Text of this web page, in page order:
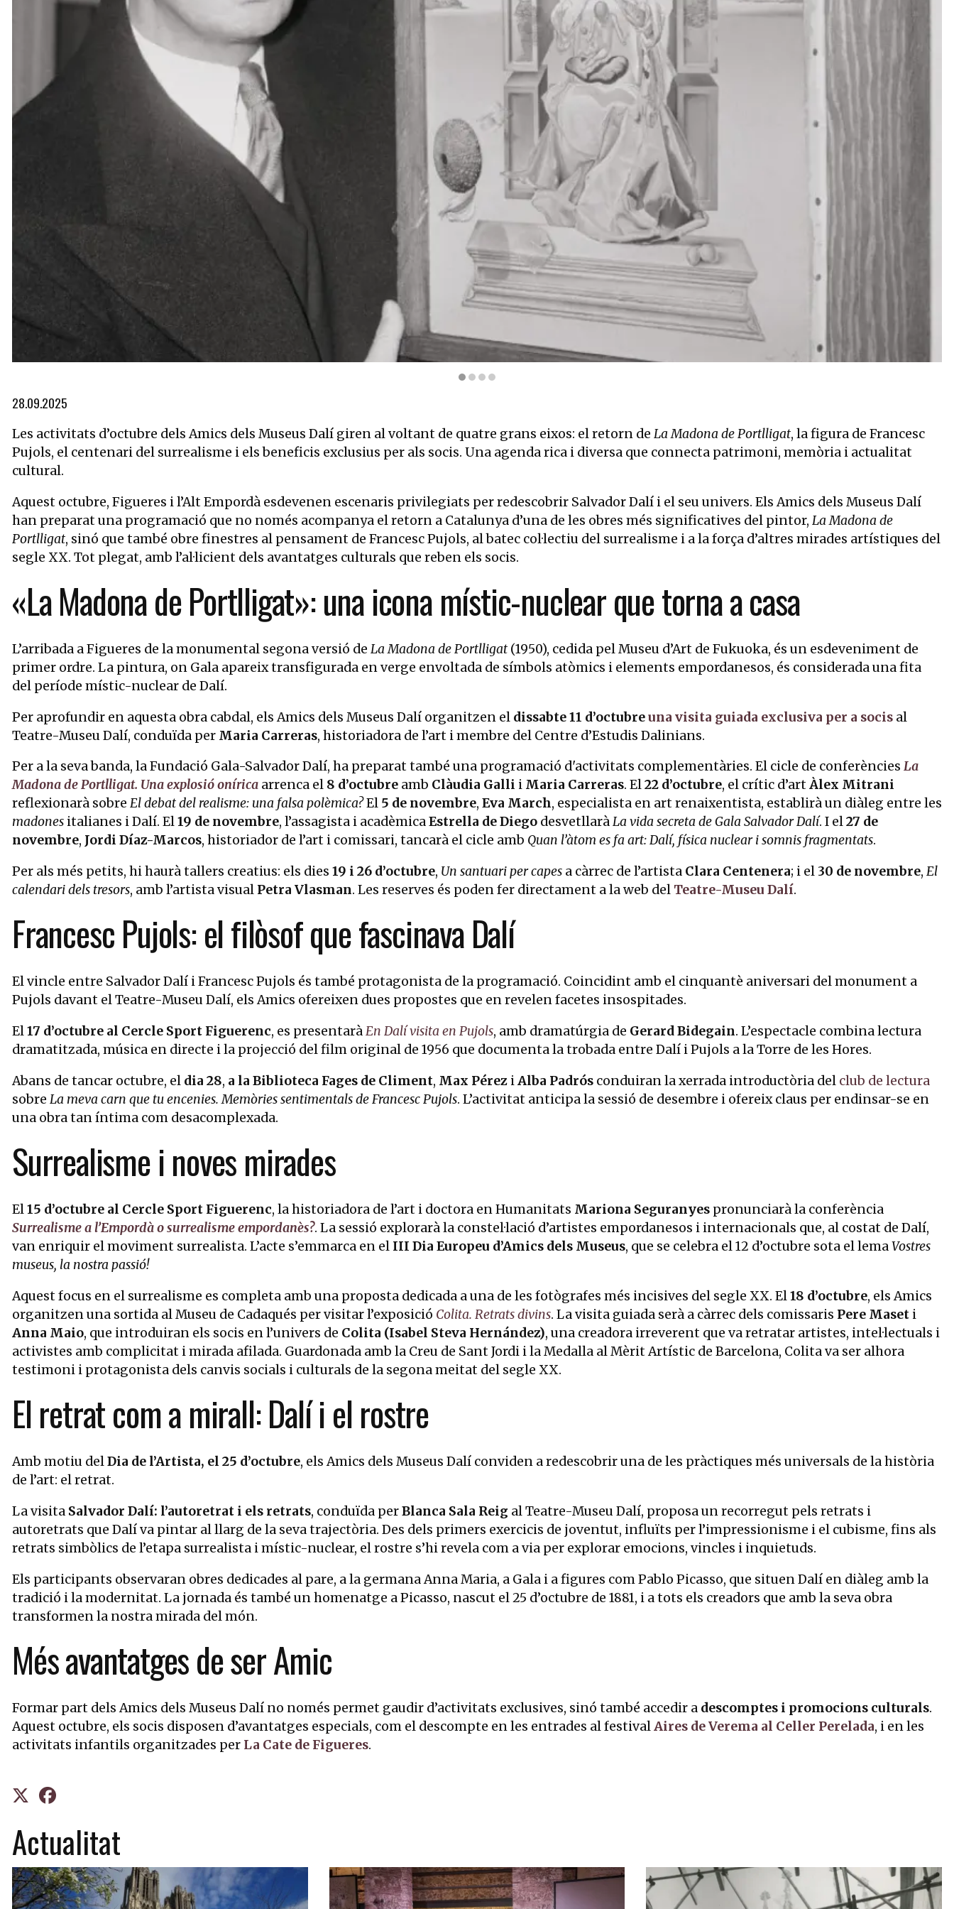
Diapositiva 1 de 4: Salvador Dali amb La Madona de Portlligat (primera versió). | © Bettmann / Getty Images
28.09.2025
Les activitats d’octubre dels Amics dels Museus Dalí giren al voltant de quatre grans eixos: el retorn de La Madona de Portlligat, la figura de Francesc
Pujols, el centenari del surrealisme i els beneficis exclusius per als socis. Una agenda rica i diversa que connecta patrimoni, memòria i actualitat
cultural.
Aquest octubre, Figueres i l’Alt Empordà esdevenen escenaris privilegiats per redescobrir Salvador Dalí i el seu univers. Els Amics dels Museus Dalí
han preparat una programació que no només acompanya el retorn a Catalunya d’una de les obres més significatives del pintor, La Madona de
Portlligat, sinó que també obre finestres al pensament de Francesc Pujols, al batec col·lectiu del surrealisme i a la força d’altres mirades artístiques del
segle XX. Tot plegat, amb l’al·licient dels avantatges culturals que reben els socis.
«La Madona de Portlligat»: una icona místic-nuclear que torna a casa
L’arribada a Figueres de la monumental segona versió de La Madona de Portlligat (1950), cedida pel Museu d’Art de Fukuoka, és un esdeveniment de
primer ordre. La pintura, on Gala apareix transfigurada en verge envoltada de símbols atòmics i elements empordanesos, és considerada una fita
del període místic-nuclear de Dalí.
Per aprofundir en aquesta obra cabdal, els Amics dels Museus Dalí organitzen el dissabte 11 d’octubreuna visita guiada exclusiva per a socis al
Teatre-Museu Dalí, conduïda per Maria Carreras, historiadora de l’art i membre del Centre d’Estudis Dalinians.
Per a la seva banda, la Fundació Gala-Salvador Dalí, ha preparat també una programació d'activitats complementàries. El cicle de conferències La
Madona de Portlligat. Una explosió onírica arrenca el 8 d’octubre amb Clàudia Galli i Maria Carreras. El22 d’octubre, el crític d’art Àlex Mitrani
reflexionarà sobre El debat del realisme: una falsa polèmica?El 5 de novembre, Eva March, especialista en art renaixentista, establirà un diàleg entre les
madones italianes i Dalí. El19 de novembre, l’assagista i acadèmicaEstrella de Diego desvetllaràLa vida secreta de Gala Salvador Dalí. I el27 de
novembre, Jordi Díaz-Marcos, historiador de l’art i comissari, tancarà el cicle amb Quan l’àtom es fa art: Dalí, física nuclear i somnis fragmentats.
Per als més petits, hi haurà tallers creatius: els dies 19 i 26 d’octubre, Un santuari per capes a càrrec de l’artista Clara Centenera; i el 30 de novembre, El
calendari dels tresors, amb l’artista visual Petra Vlasman. Les reserves és poden fer directament a la web del Teatre-Museu Dalí.
Francesc Pujols: el filòsof que fascinava Dalí
El vincle entre Salvador Dalí i Francesc Pujols és també protagonista de la programació. Coincidint amb el cinquantè aniversari del monument a
Pujols davant el Teatre-Museu Dalí, els Amics ofereixen dues propostes que en revelen facetes insospitades.
El17 d’octubre al Cercle Sport Figuerenc, es presentaràEn Dalí visita en Pujols, amb dramatúrgia de Gerard Bidegain. L’espectacle combina lectura
dramatitzada, música en directe i la projecció del film original de 1956 que documenta la trobada entre Dalí i Pujols a la Torre de les Hores.
Abans de tancar octubre, el dia 28, a la Biblioteca Fages de Climent, Max Pérez iAlba Padrós conduiran la xerrada introductòria del club de lectura
sobre La meva carn que tu encenies. Memòries sentimentals de Francesc Pujols. L’activitat anticipa la sessió de desembre i ofereix claus per endinsar-se en
una obra tan íntima com desacomplexada.
Surrealisme i noves mirades
El15 d’octubre al Cercle Sport Figuerenc, la historiadora de l’art i doctora en Humanitats Mariona Seguranyes pronunciarà la conferència
Surrealisme a l’Empordà o surrealisme empordanès?. La sessió explorarà la constel·lació d’artistes empordanesos i internacionals que, al costat de Dalí,
van enriquir el moviment surrealista. L’acte s’emmarca en el III Dia Europeu d’Amics dels Museus, que se celebra el 12 d’octubre sota el lemaVostres
museus, la nostra passió!
Aquest focus en el surrealisme es completa amb una proposta dedicada a una de les fotògrafes més incisives del segle XX. El18 d’octubre, els Amics
organitzen una sortida al Museu de Cadaqués per visitar l’exposició Colita. Retrats divins. La visita guiada serà a càrrec dels comissaris Pere Maset i
Anna Maio, que introduiran els socis en l’univers de Colita (Isabel Steva Hernández), una creadora irreverent que va retratar artistes, intel·lectuals i
activistes amb complicitat i mirada afilada. Guardonada amb la Creu de Sant Jordi i la Medalla al Mèrit Artístic de Barcelona, Colita va ser alhora
testimoni i protagonista dels canvis socials i culturals de la segona meitat del segle XX.
El retrat com a mirall: Dalí i el rostre
Amb motiu delDia de l’Artista, el 25 d’octubre, els Amics dels Museus Dalí conviden a redescobrir una de les pràctiques més universals de la història
de l’art: el retrat.
La visita Salvador Dalí: l’autoretrat i els retrats, conduïda perBlanca Sala Reig al Teatre-Museu Dalí, proposa un recorregut pels retrats i
autoretrats que Dalí va pintar al llarg de la seva trajectòria. Des dels primers exercicis de joventut, influïts per l’impressionisme i el cubisme, fins als
retrats simbòlics de l’etapa surrealista i místic-nuclear, el rostre s’hi revela com a via per explorar emocions, vincles i inquietuds.
Els participants observaran obres dedicades al pare, a la germana Anna Maria, a Gala i a figures com Pablo Picasso, que situen Dalí en diàleg amb la
tradició i la modernitat. La jornada és també un homenatge a Picasso, nascut el 25 d’octubre de 1881, i a tots els creadors que amb la seva obra
transformen la nostra mirada del món.
Més avantatges de ser Amic
Formar part dels Amics dels Museus Dalí no només permet gaudir d’activitats exclusives, sinó també accedir a descomptes i promocions culturals.
Aquest octubre, els socis disposen d’avantatges especials, com el descompte en les entrades al festivalAires de Verema al Celler Perelada, i en les
activitats infantils organitzades per La Cate de Figueres.
Actualitat